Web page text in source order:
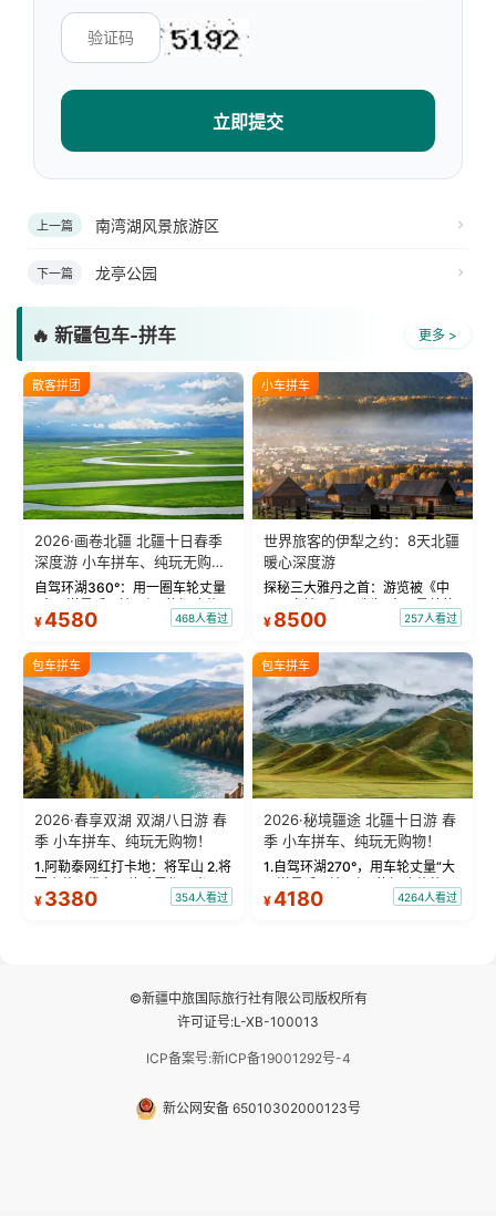
立即提交
上一篇 南湾湖风景旅游区
下一篇 龙亭公园
🔥 新疆包车-拼车 更多 >
散客拼团
2026·画卷北疆 北疆十日春季
深度游 小车拼车、纯玩无购
物！
自驾环湖360°：用一圈车轮丈量
“大西洋最后一滴眼泪”的极致蔚
蓝。 赛湖旅拍：甄选多款风格服
绝美瞬间。 赛湖坦克300跟车视
频：专业摄影师...
¥4580 468人看过
小车拼车
世界旅客的伊犁之约：8天北疆
暖心深度游
探秘三大雅丹之首：游览被《中
国国家地理》评选为“中国最美的
三大雅丹”第一名的克拉玛依魔鬼
瓦人最大村落——禾木村，欣赏
晨雾与小木...
¥ 8500 257人看过
包车拼车
2026·春享双湖 双湖八日游 春
季 小车拼车、纯玩无购物！
1.阿勒泰网红打卡地：将军山 2.将
军山落日缆车，体验雪都风光 3.
将军山，夕阳派对，蹦迪party 4.
¥ 3380 354人看过
包车拼车
2026·秘境疆途 北疆十日游 春
季 小车拼车、纯玩无购物！
1.自驾环湖270°，用车轮丈量“大
西洋最后一滴眼泪”的极致蔚蓝，
让雪山、花海与深邃湖水在转弯
¥4180 4264人看过
©新疆中旅国际旅行社有限公司版权所有
许可证号:L-XB-100013
ICP备案号:新ICP备19001292号-4
新公网安备 65010302000123号